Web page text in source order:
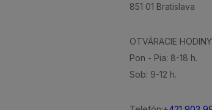
851 01 Bratislava
OTVÁRACIE HODINY:
Pon - Pia: 8-18 h.
Sob: 9-12 h.